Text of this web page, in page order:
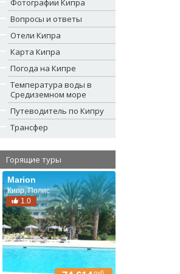
Фотографии Кипра
Вопросы и ответы
Отели Кипра
Карта Кипра
Погода на Кипре
Температура воды в
Средиземном море
Путеводитель по Кипру
Трансфер
Горящие туры
Marion
Кипр, Полис
1.0
руб.